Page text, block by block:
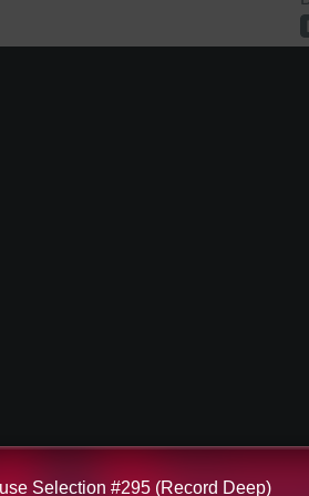
Selection #295 (Record Deep)